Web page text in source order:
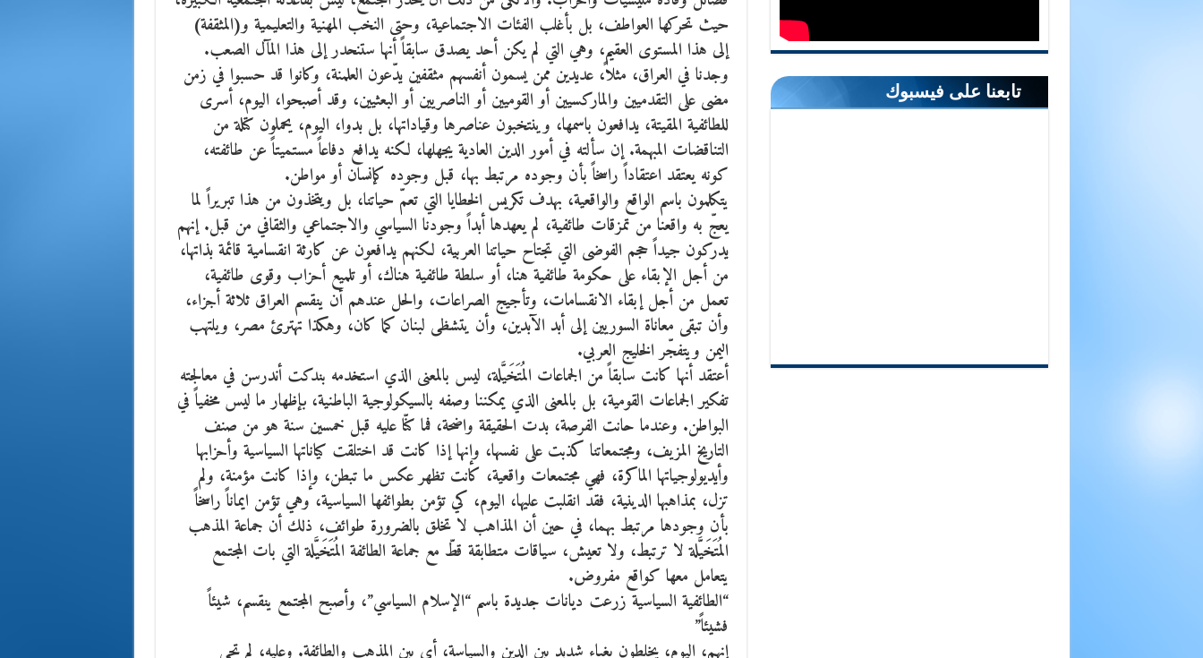
حيث تحركها العواطف، بل بأغلب الفئات الاجتماعية، وحتى النخب المهنية والتعليمية و(المثقفة)
إلى هذا المستوى العقيم، وهي التي لم يكن أحد يصدق سابقاً أنها ستنحدر إلى هذا المآل الصعب.
وجدنا في العراق، مثلاً، عديدين ممن يسمون أنفسهم مثقفين يدّعون العلمنة، وكانوا قد حسبوا في زمن
مضى على التقدميين والماركسيين أو القوميين أو الناصريين أو البعثيين، وقد أصبحوا، اليوم، أسرى
للطائفية المقيتة، يدافعون باسمها، وينتخبون عناصرها وقياداتها، بل بدوا، اليوم، يحملون كتلة من
التناقضات المبهمة. إن سألته في أمور الدين العادية يجهلها، لكنه يدافع دفاعاً مستميتاً عن طائفته،
كونه يعتقد اعتقاداً راسخاً بأن وجوده مرتبط بها، قبل وجوده كإنسان أو مواطن.
يتكلمون باسم الواقع والواقعية، بهدف تكريس الخطايا التي تعمّ حياتنا، بل ويتخذون من هذا تبريراً لما
يعجّ به واقعنا من تمزقات طائفية، لم يعهدها أبداً وجودنا السياسي والاجتماعي والثقافي من قبل. إنهم
يدركون جيداً حجم الفوضى التي تجتاح حياتنا العربية، لكنهم يدافعون عن كارثة انقسامية قائمة بذاتها،
من أجل الإبقاء على حكومة طائفية هنا، أو سلطة طائفية هناك، أو تلميع أحزاب وقوى طائفية،
تعمل من أجل إبقاء الانقسامات، وتأجيج الصراعات، والحل عندهم أن ينقسم العراق ثلاثة أجزاء،
وأن تبقى معاناة السوريين إلى أبد الآبدين، وأن يتشظى لبنان كما كان، وهكذا تهترئ مصر، ويلتهب
اليمن ويتفجّر الخليج العربي.
أعتقد أنها كانت سابقاً من الجماعات المُتَخَيَّلة، ليس بالمعنى الذي استخدمه بندكت أندرسن في معالجته
تفكير الجماعات القومية، بل بالمعنى الذي يمكننا وصفه بالسيكولوجية الباطنية، بإظهار ما ليس مخفياً في
البواطن. وعندما حانت الفرصة، بدت الحقيقة واضحة، فما كنّا عليه قبل خمسين سنة هو من صنف
التاريخ المزيف، ومجتمعاتنا كذبت على نفسها، وإنها إذا كانت قد اختلقت كياناتها السياسية وأحزابها
وأيديولوجياتها الماكرة، فهي مجتمعات واقعية، كانت تظهر عكس ما تبطن، وإذا كانت مؤمنة، ولم
تزل، بمذاهبها الدينية، فقد انقلبت عليها، اليوم، كي تؤمن بطوائفها السياسية، وهي تؤمن ايماناً راسخاً
بأن وجودها مرتبط بهما، في حين أن المذاهب لا تخلق بالضرورة طوائف، ذلك أن جماعة المذهب
المُتَخَيَّلة لا ترتبط، ولا تعيش، سياقات متطابقة قطّ مع جماعة الطائفة المُتَخَيَّلة التي بات المجتمع
يتعامل معها كواقع مفروض.
“الطائفية السياسية زرعت ديانات جديدة باسم “الإسلام السياسي”، وأصبح المجتمع ينقسم، شيئاً
فشيئاً”
تابعنا على فيسبوك